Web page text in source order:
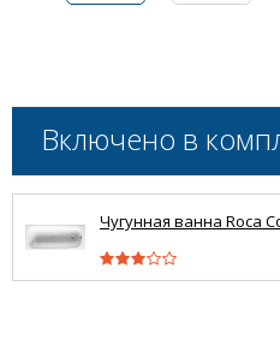
Включено в
Чугунная ванна Roca